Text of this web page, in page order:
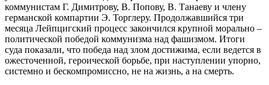
коммунистам Г. Димитрову, В. Попову, В. Танаеву и члену
германской компартии Э. Торглеру. Продолжавшийся три
месяца Лейпцигский процесс закончился крупной морально –
политической победой коммунизма над фашизмом. Итоги
суда показали, что победа над злом достижима, если ведется в
ожесточенной, героической борьбе, при наступлении упорно,
системно и бескомпромиссно, не на жизнь, а на смерть.